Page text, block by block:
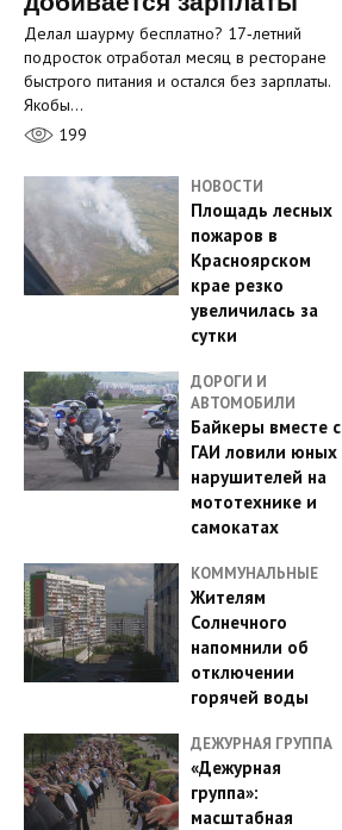
Делал шаурму бесплатно? 17‑летний
подросток отработал месяц в ресторане
быстрого питания и остался без зарплаты.
Якобы…
199
НОВОСТИ
Площадь лесных
пожаров в
Красноярском
крае резко
увеличилась за
сутки
ДОРОГИ И
АВТОМОБИЛИ
Байкеры вместе с
ГАИ ловили юных
нарушителей на
мототехнике и
самокатах
КОММУНАЛЬНЫЕ
Жителям
Солнечного
напомнили об
отключении
горячей воды
ДЕЖУРНАЯ ГРУППА
«Дежурная
группа»:
масштабная